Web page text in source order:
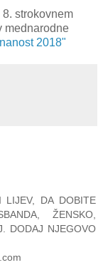
strokovnem
mednarodne
2018"
LIJEV, DA DOBITE
ŽENSKO,
DODAJ NJEGOVO